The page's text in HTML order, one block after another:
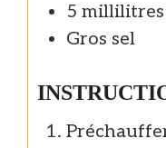
5 millilitres
Gros sel